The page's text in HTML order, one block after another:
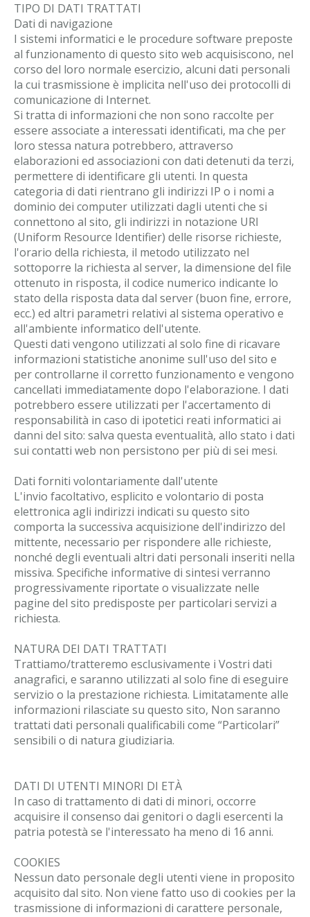
TIPO DI DATI TRATTATI
Dati di navigazione
I sistemi informatici e le procedure software preposte
al funzionamento di questo sito web acquisiscono, nel
corso del loro normale esercizio, alcuni dati personali
la cui trasmissione è implicita nell'uso dei protocolli di
comunicazione di Internet.
Si tratta di informazioni che non sono raccolte per
essere associate a interessati identificati, ma che per
loro stessa natura potrebbero, attraverso
elaborazioni ed associazioni con dati detenuti da terzi,
permettere di identificare gli utenti. In questa
categoria di dati rientrano gli indirizzi IP o i nomi a
dominio dei computer utilizzati dagli utenti che si
connettono al sito, gli indirizzi in notazione URI
(Uniform Resource Identifier) delle risorse richieste,
l'orario della richiesta, il metodo utilizzato nel
sottoporre la richiesta al server, la dimensione del file
ottenuto in risposta, il codice numerico indicante lo
stato della risposta data dal server (buon fine, errore,
ecc.) ed altri parametri relativi al sistema operativo e
all'ambiente informatico dell'utente.
Questi dati vengono utilizzati al solo fine di ricavare
informazioni statistiche anonime sull'uso del sito e
per controllarne il corretto funzionamento e vengono
cancellati immediatamente dopo l'elaborazione. I dati
potrebbero essere utilizzati per l'accertamento di
responsabilità in caso di ipotetici reati informatici ai
danni del sito: salva questa eventualità, allo stato i dati
sui contatti web non persistono per più di sei mesi.
Dati forniti volontariamente dall'utente
L'invio facoltativo, esplicito e volontario di posta
elettronica agli indirizzi indicati su questo sito
comporta la successiva acquisizione dell'indirizzo del
mittente, necessario per rispondere alle richieste,
nonché degli eventuali altri dati personali inseriti nella
missiva. Specifiche informative di sintesi verranno
progressivamente riportate o visualizzate nelle
pagine del sito predisposte per particolari servizi a
richiesta.
NATURA DEI DATI TRATTATI
Trattiamo/tratteremo esclusivamente i Vostri dati
anagrafici, e saranno utilizzati al solo fine di eseguire
servizio o la prestazione richiesta. Limitatamente alle
informazioni rilasciate su questo sito, Non saranno
trattati dati personali qualificabili come “Particolari”
sensibili o di natura giudiziaria.
DATI DI UTENTI MINORI DI ETÀ
In caso di trattamento di dati di minori, occorre
acquisire il consenso dai genitori o dagli esercenti la
patria potestà se l'interessato ha meno di 16 anni.
COOKIES
Nessun dato personale degli utenti viene in proposito
acquisito dal sito. Non viene fatto uso di cookies per la
trasmissione di informazioni di carattere personale,